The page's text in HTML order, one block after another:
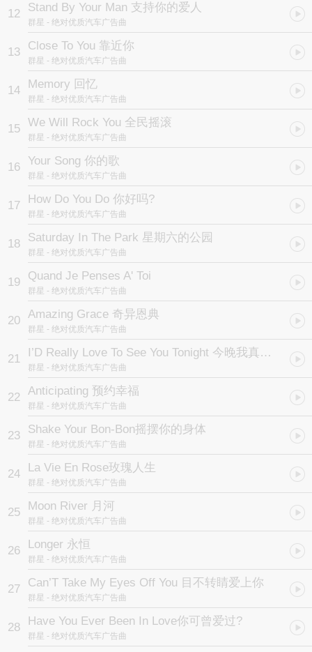
12 Stand By Your Man 支持你的爱人
群星 - 绝对优质汽车广告曲
13 Close To You 靠近你
群星 - 绝对优质汽车广告曲
14 Memory 回忆
群星 - 绝对优质汽车广告曲
15 We Will Rock You 全民摇滚
群星 - 绝对优质汽车广告曲
16 Your Song 你的歌
群星 - 绝对优质汽车广告曲
17 How Do You Do 你好吗?
群星 - 绝对优质汽车广告曲
18 Saturday In The Park 星期六的公园
群星 - 绝对优质汽车广告曲
19 Quand Je Penses A' Toi
群星 - 绝对优质汽车广告曲
20 Amazing Grace 奇异恩典
群星 - 绝对优质汽车广告曲
21 I’D Really Love To See You Tonight 今晚我真的想你
群星 - 绝对优质汽车广告曲
22 Anticipating 预约幸福
群星 - 绝对优质汽车广告曲
23 Shake Your Bon-Bon摇摆你的身体
群星 - 绝对优质汽车广告曲
24 La Vie En Rose玫瑰人生
群星 - 绝对优质汽车广告曲
25 Moon River 月河
群星 - 绝对优质汽车广告曲
26 Longer 永恒
群星 - 绝对优质汽车广告曲
27 Can’T Take My Eyes Off You 目不转睛爱上你
群星 - 绝对优质汽车广告曲
28 Have You Ever Been In Love你可曾爱过?
群星 - 绝对优质汽车广告曲